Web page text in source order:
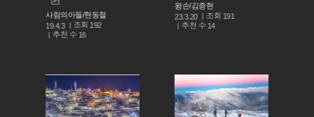
사람의아들/현동철
19.4.3
조회 192
추천 수 16
왕손/김종현
23.3.20
조회 191
추천 수 14